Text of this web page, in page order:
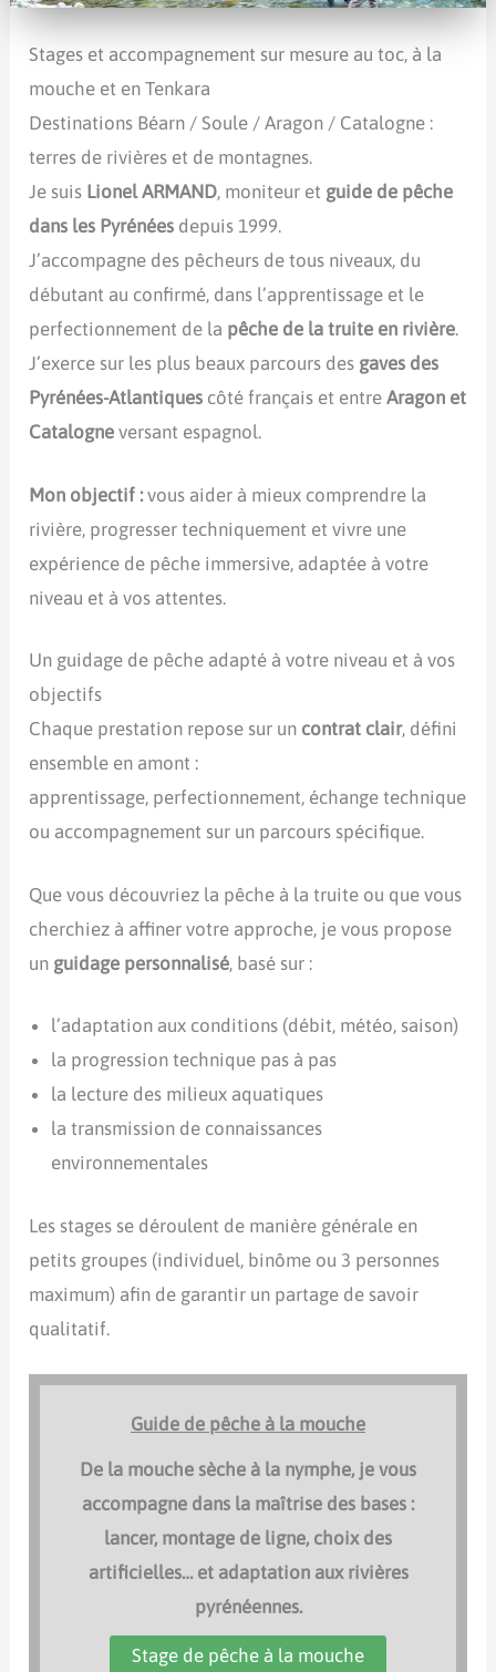
Stages et accompagnement sur mesure au toc, à la
mouche et en Tenkara
Destinations Béarn / Soule / Aragon / Catalogne :
terres de rivières et de montagnes.
Je suis Lionel ARMAND, moniteur et guide de pêche
dans les Pyrénées depuis 1999.
J’accompagne des pêcheurs de tous niveaux, du
débutant au confirmé, dans l’apprentissage et le
perfectionnement de la pêche de la truite en rivière.
J’exerce sur les plus beaux parcours des gaves des
Pyrénées-Atlantiques côté français et entreAragon et
Catalogne versant espagnol.
Mon objectif :vous aider à mieux comprendre la
rivière, progresser techniquement et vivre une
expérience de pêche immersive, adaptée à votre
niveau et à vos attentes.
Un guidage de pêche adapté à votre niveau et à vos
objectifs
Chaque prestation repose sur un contrat clair, défini
ensemble en amont :
apprentissage, perfectionnement, échange technique
ou accompagnement sur un parcours spécifique.
Que vous découvriez la pêche à la truite ou que vous
cherchiez à affiner votre approche, je vous propose
un guidage personnalisé, basé sur :
l’adaptation aux conditions (débit, météo, saison)
la progression technique pas à pas
la lecture des milieux aquatiques
la transmission de connaissances
environnementales
Les stages se déroulent de manière générale en
petits groupes (individuel, binôme ou 3 personnes
maximum) afin de garantir un partage de savoir
qualitatif.
Guide de pêche à la mouche
De la mouche sèche à la nymphe, je vous
accompagne dans la maîtrise des bases :
lancer, montage de ligne, choix des
artificielles… et adaptation aux rivières
pyrénéennes.
Stage de pêche à la mouche